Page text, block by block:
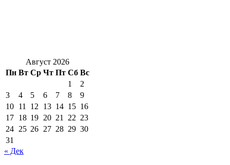
Август 2026
Пн Вт Ср Чт Пт Сб Вс
1
2
3
4 5 6 7 8
9
10 11 12 13 14 15 16
17 18 19 20 21 22 23
24 25 26 27 28 29 30
31
« Дек